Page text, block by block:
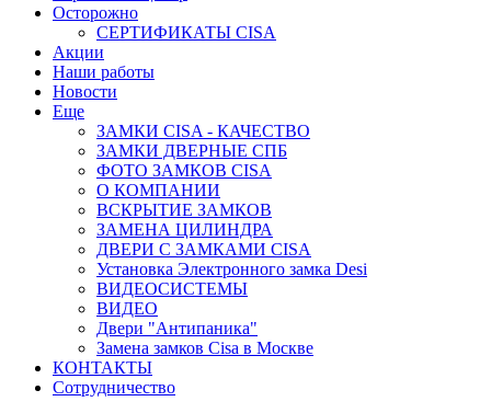
Осторожно
СЕРТИФИКАТЫ CISA
Акции
Наши работы
Новости
Еще
ЗАМКИ CISA - КАЧЕСТВО
ЗАМКИ ДВЕРНЫЕ СПБ
ФОТО ЗАМКОВ CISA
О КОМПАНИИ
ВСКРЫТИЕ ЗАМКОВ
ЗАМЕНА ЦИЛИНДРА
ДВЕРИ С ЗАМКАМИ CISA
Установка Электронного замка Desi
ВИДЕОСИСТЕМЫ
ВИДЕО
Двери "Антипаника"
Замена замков Cisa в Москве
КОНТАКТЫ
Сотрудничество